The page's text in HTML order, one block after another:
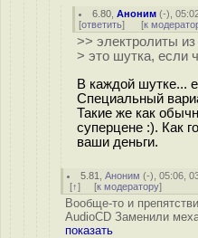
6.80 ,Аноним (-),
[ответить] [к
>> электролиты
> это шутка, если
В каждой шутке...
Специальный
Такие же как
суперцене :). Как
ваши деньги.
5.81 ,Аноним (-), 05:06,
[↑] [к модератору]
Вообще-то и
AudioCD Заменили
показать